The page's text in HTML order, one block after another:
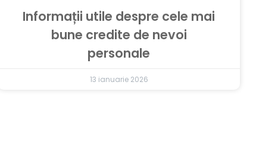
Informații utile despre cele mai
bune credite de nevoi
personale
13 ianuarie 2026